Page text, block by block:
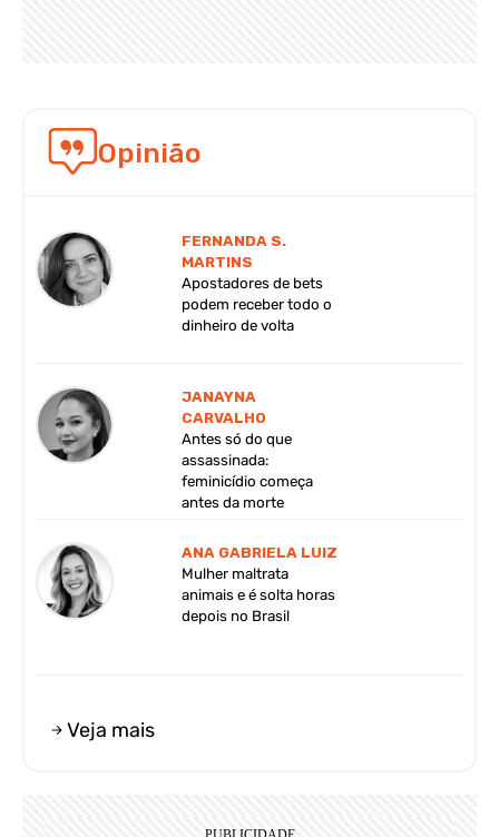
Opinião
FERNANDA S.
MARTINS
Apostadores de bets
podem receber todo o
dinheiro de volta
JANAYNA
CARVALHO
Antes só do que
assassinada:
feminicídio começa
antes da morte
ANA GABRIELA LUIZ
Mulher maltrata
animais e é solta horas
depois no Brasil
Veja mais